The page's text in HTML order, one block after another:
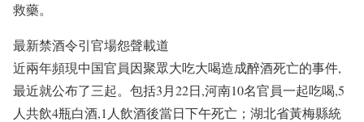
救藥。
最新禁酒令引官場怨聲載道
近兩年頻現中国官員因聚眾大吃大喝造成醉酒死亡的事件,
最近就公布了三起。包括3月22日,河南10名官員一起吃喝,5
人共飲4瓶白酒,1人飲酒後當日下午死亡；湖北省黃梅縣統